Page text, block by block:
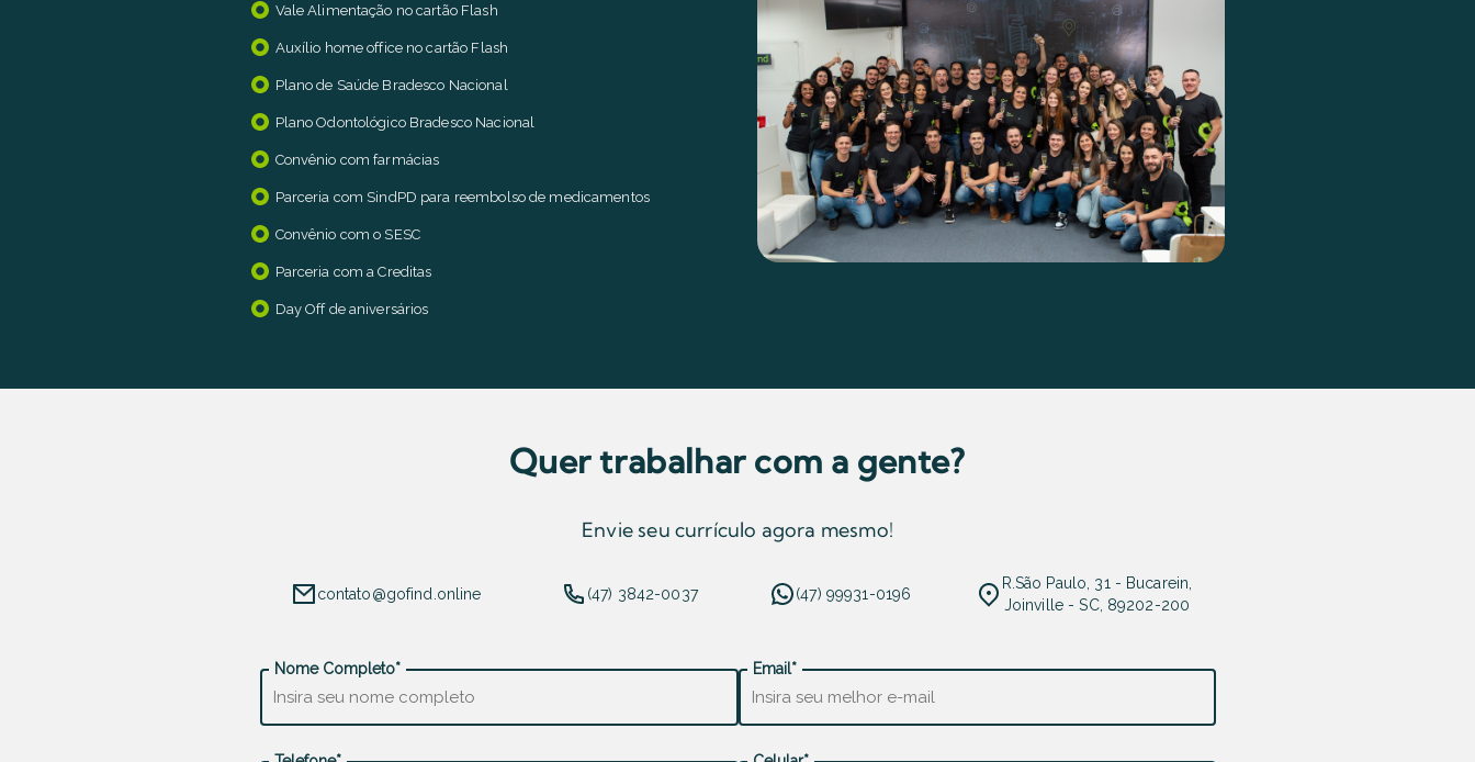
Vale Alimentação no cartão Flash
Auxílio home office no cartão Flash
Plano de Saúde Bradesco Nacional
Plano Odontológico Bradesco Nacional
Convênio com farmácias
Parceria com SindPD para reembolso de medicamentos
Convênio com o SESC
Parceria com a Creditas
Day Off de aniversários
Quer trabalhar com a gente?
Envie seu currículo agora mesmo!
contato@gofind.online (47) 3842-0037 (47) 99931-0196
R.São Paulo, 31 - Bucarein,
Joinville - SC, 89202-200